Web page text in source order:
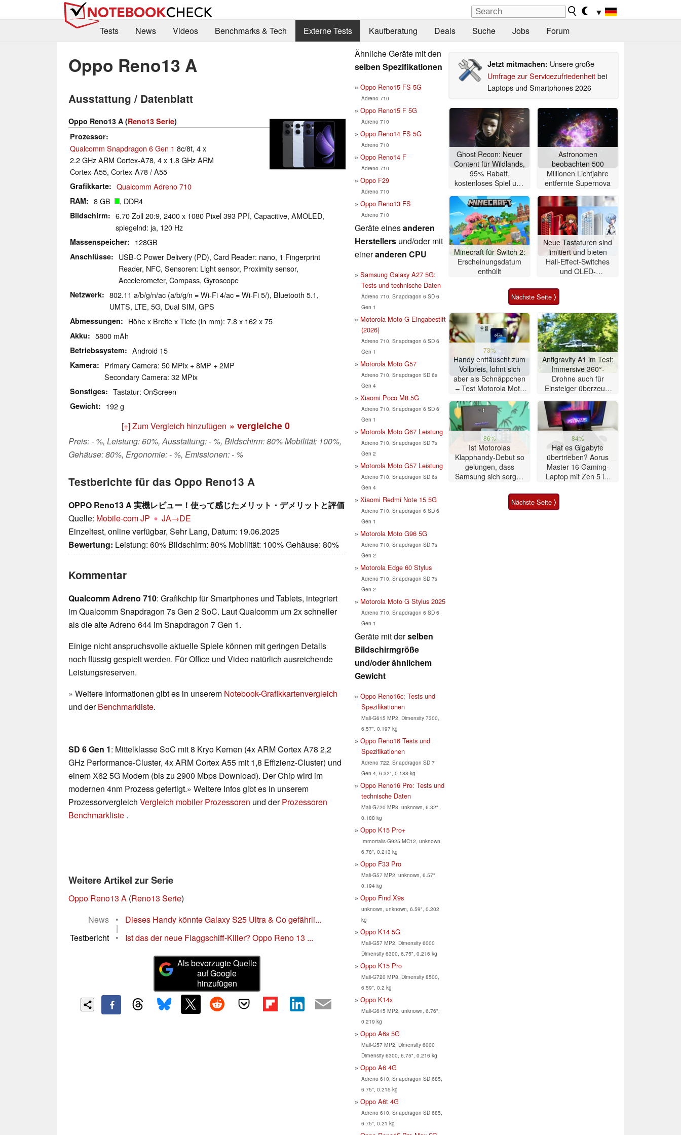
▼
Tests
News Videos Benchmarks & Tech Externe Tests Kaufberatung Deals Suche Jobs Forum
Oppo Reno13 A
Ausstattung / Datenblatt
Oppo Reno13 A (Reno13 Serie)
Prozessor
Qualcomm Snapdragon 6 Gen 1 8c/8t, 4 x
2.2 GHz ARM Cortex-A78, 4 x 1.8 GHz ARM
Cortex-A55, Cortex-A78 / A55
Grafikkarte Qualcomm Adreno 710
RAM 8 GB , DDR4
Bildschirm
6.70 Zoll 20:9, 2400 x 1080 Pixel 393 PPI, Capacitive, AMOLED,
spiegelnd: ja, 120 Hz
Massenspeicher 128GB
Anschlüsse
USB-C Power Delivery (PD), Card Reader: nano, 1 Fingerprint
Reader, NFC, Sensoren: Light sensor, Proximity sensor,
Accelerometer, Compass, Gyroscope
Netzwerk
802.11 a/b/g/n/ac (a/b/g/n = Wi-Fi 4/ac = Wi-Fi 5/), Bluetooth 5.1,
UMTS, LTE, 5G, Dual SIM, GPS
Abmessungen Höhe x Breite x Tiefe (in mm): 7.8 x 162 x 75
Akku 5800 mAh
Betriebssystem Android 15
Kamera
Primary Camera: 50 MPix + 8MP + 2MP
Secondary Camera: 32 MPix
Sonstiges Tastatur: OnScreen
Gewicht 192 g
[+] Zum Vergleich hinzufügen » vergleiche 0
Preis: - %, Leistung: 60%, Ausstattung: - %, Bildschirm: 80% Mobilität: 100%,
Gehäuse: 80%, Ergonomie: - %, Emissionen: - %
Testberichte für das Oppo Reno13 A
OPPO Reno13 A 実機レビュー！使って感じたメリット・デメリットと評価
Quelle: Mobile-com JP
JA→DE
Einzeltest, online verfügbar, Sehr Lang, Datum: 19.06.2025
Bewertung: Leistung: 60% Bildschirm: 80% Mobilität: 100% Gehäuse: 80%
Kommentar
Qualcomm Adreno 710: Grafikchip für Smartphones und Tablets, integriert
im Qualcomm Snapdragon 7s Gen 2 SoC. Laut Qualcomm um 2x schneller
als die alte Adreno 644 im Snapdragon 7 Gen 1.
Einige nicht anspruchsvolle aktuelle Spiele können mit geringen Details
noch flüssig gespielt werden. Für Office und Video natürlich ausreichende
Leistungsreserven.
» Weitere Informationen gibt es in unserem Notebook-Grafikkartenvergleich
und derBenchmarkliste.
SD 6 Gen 1: Mittelklasse SoC mit 8 Kryo Kernen (4x ARM Cortex A78 2,2
GHz Performance-Cluster, 4x ARM Cortex A55 mit 1,8 Effizienz-Cluster) und
einem X62 5G Modem (bis zu 2900 Mbps Download). Der Chip wird im
modernen 4nm Prozess gefertigt.» Weitere Infos gibt es in unserem
Prozessorvergleich Vergleich mobiler Prozessoren und derProzessoren
Benchmarkliste .
Weitere Artikel zur Serie
Oppo Reno13 A (Reno13 Serie)
News
• Dieses Handy könnte Galaxy S25 Ultra & Co gefährli...
|
Testbericht
• Ist das der neue Flaggschiff-Killer? Oppo Reno 13 ...
Als bevorzugte Quelle
auf Google
hinzufügen
Ähnliche Geräte mit den
selben Spezifikationen
Oppo Reno15 FS 5G
Adreno 710
Oppo Reno15 F 5G
Adreno 710
Oppo Reno14 FS 5G
Adreno 710
Oppo Reno14 F
Adreno 710
Oppo F29
Adreno 710
Oppo Reno13 FS
Adreno 710
Geräte einesanderen
Herstellers und/oder mit
eineranderen CPU
Samsung Galaxy A27 5G:
Tests und technische Daten
Adreno 710, Snapdragon 6 SD 6
Gen 1
Motorola Moto G Eingabestift
(2026)
Adreno 710, Snapdragon 6 SD 6
Gen 1
Motorola Moto G57
Adreno 710, Snapdragon SD 6s
Gen 4
Xiaomi Poco M8 5G
Adreno 710, Snapdragon 6 SD 6
Gen 1
Motorola Moto G67 Leistung
Adreno 710, Snapdragon SD 7s
Gen 2
Motorola Moto G57 Leistung
Adreno 710, Snapdragon SD 6s
Gen 4
Xiaomi Redmi Note 15 5G
Adreno 710, Snapdragon 6 SD 6
Gen 1
Motorola Moto G96 5G
Adreno 710, Snapdragon SD 7s
Gen 2
Motorola Edge 60 Stylus
Adreno 710, Snapdragon SD 7s
Gen 2
Motorola Moto G Stylus 2025
Adreno 710, Snapdragon 6 SD 6
Gen 1
Geräte mit derselben
Bildschirmgröße
und/oder ähnlichem
Gewicht
Oppo Reno16c: Tests und
Spezifikationen
Mali-G615 MP2, Dimensity 7300,
6.57", 0.197 kg
Oppo Reno16 Tests und
Spezifikationen
Adreno 722, Snapdragon SD 7
Gen 4, 6.32", 0.188 kg
Oppo Reno16 Pro: Tests und
technische Daten
Mali-G720 MP8, unknown, 6.32",
0.188 kg
Oppo K15 Pro+
Immortalis-G925 MC12, unknown,
6.78", 0.213 kg
Oppo F33 Pro
Mali-G57 MP2, unknown, 6.57",
0.194 kg
Oppo Find X9s
unknown, unknown, 6.59", 0.202
kg
Oppo K14 5G
Mali-G57 MP2, Dimensity 6000
Dimensity 6300, 6.75", 0.216 kg
Oppo K15 Pro
Mali-G720 MP8, Dimensity 8500,
6.59", 0.2 kg
Oppo K14x
Mali-G615 MP2, unknown, 6.76",
0.219 kg
Oppo A6s 5G
Mali-G57 MP2, Dimensity 6000
Dimensity 6300, 6.75", 0.216 kg
Oppo A6 4G
Adreno 610, Snapdragon SD 685,
6.75", 0.215 kg
Oppo A6t 4G
Adreno 610, Snapdragon SD 685,
6.75", 0.21 kg
Jetzt mitmachen: Unsere große
Umfrage zur Servicezufriedenheitbei
Laptops und Smartphones 2026
Ghost Recon: Neuer
Content für Wildlands,
95% Rabatt,
kostenloses Spiel und
angekündigt
Astronomen
beobachten 500
Millionen Lichtjahre
entfernte Supernova
Minecraft für Switch 2:
Erscheinungsdatum
enthüllt
Neue Tastaturen sind
limitiert und bieten
Hall-Effect-Switches
und OLED-
Nächste Seite ⟩
73%
Handy enttäuscht zum
Vollpreis, lohnt sich
aber als Schnäppchen
– Test Motorola Moto
Antigravity A1 im Test:
Immersive 360°-
Drohne auch für
Einsteiger überzeugt
86%
Ist Motorolas
Klapphandy-Debut so
gelungen, dass
Samsung sich sorgen
Smartphone im Test
84%
Hat es Gigabyte
übertrieben? Aorus
Master 16 Gaming-
Laptop mit Zen 5 im
Nächste Seite ⟩